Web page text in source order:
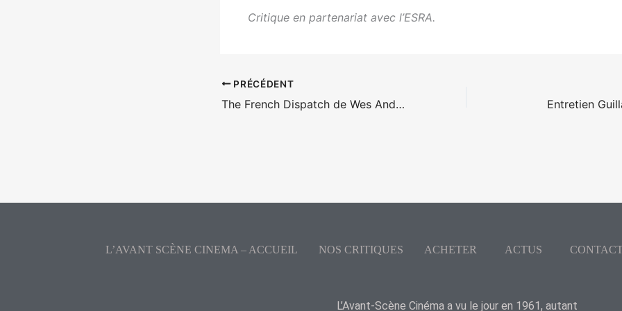
Critique en partenariat avec l’ESRA.
PRÉCÉDENT
The French Dispatch de Wes Anderson Entretien
L’AVANT SCÈNE CINEMA – ACCUEIL NOS CRITIQUES ACHETER ACTUS
L’Avant-Scène Cinéma a vu le jour en 1961, autant